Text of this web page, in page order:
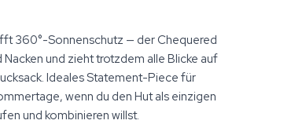
360°-Sonnenschutz — der Chequered
und zieht trotzdem alle Blicke auf
Ideales Statement-Piece für
wenn du den Hut als einzigen
und kombinieren willst.